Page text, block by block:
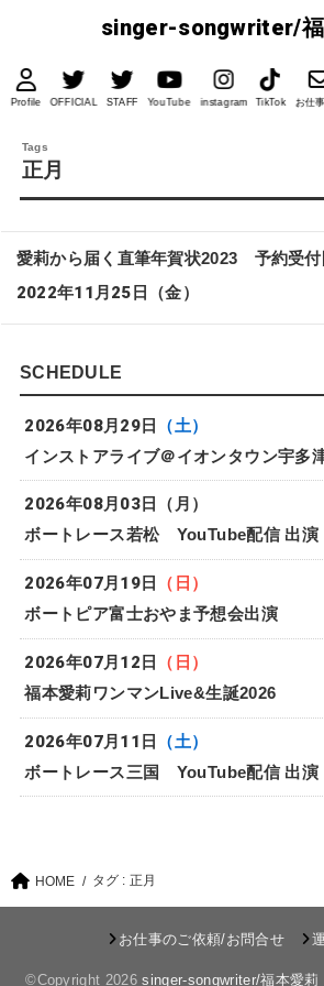
singer-songwriter/福
Profile OFFICIAL STAFF YouTube instagram TikTok お仕
正月
愛莉から届く直筆年賀状2023 予約受付
2022年11月25日 （金）
SCHEDULE
インストアライブ＠イオンタウン宇多
2026年08月29日 （土）
ボートレース若松 YouTube配信 出演
2026年08月03日 （月）
ボートピア富士おやま予想会出演
2026年07月19日 （日）
福本愛莉ワンマンLive&生誕2026
2026年07月12日 （日）
ボートレース三国 YouTube配信 出演
2026年07月11日 （土）
HOME タグ : 正月
お仕事のご依頼/お問合せ
©Copyright 2026singer-songwriter/福本愛莉